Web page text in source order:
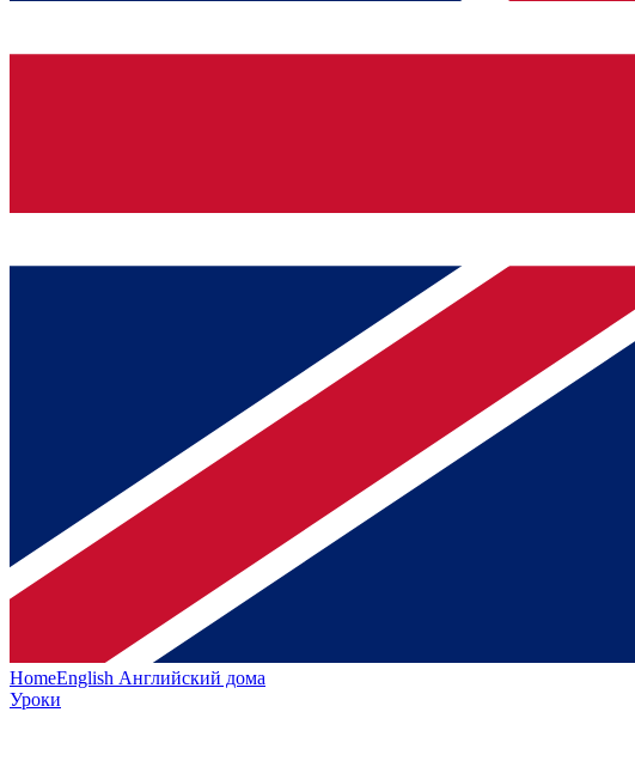
HomeEnglish Английский дома
Уроки